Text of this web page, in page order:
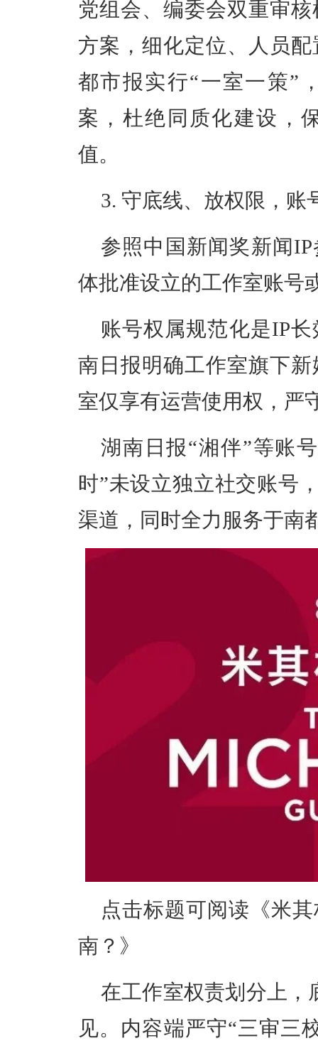
党组会、编委会双重审
方案，细化定位、人员
都市报实行“一室一策”
案，杜绝同质化建设，
值。
3. 守底线、放权限，账
参照中国新闻奖新闻
体批准设立的工作室账号
账号权属规范化是IP
南日报明确工作室旗下
室仅享有运营使用权， 严
湖南日报“湘伴”等账
时”未设立独立社交账号
渠道，同时全力服务于南
点击标题可阅读《米
南？ 》
在工作室权责划分上，
见。内容端严守“三审三